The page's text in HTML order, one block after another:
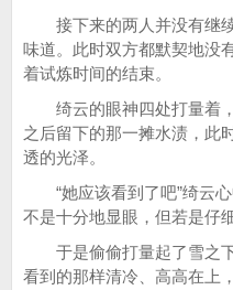
接下来的两人并没有继续
味道。此时双方都默契地没
着试炼时间的结束。
绮云的眼神四处打量着，
之后留下的那一摊水渍，此
透的光泽。
“她应该看到了吧”绮云心
不是十分地显眼，但若是仔
于是偷偷打量起了雪之下
看到的那样清冷、高高在上